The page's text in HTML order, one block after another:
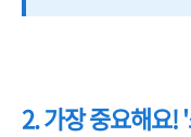
2. 가장 중요해요!